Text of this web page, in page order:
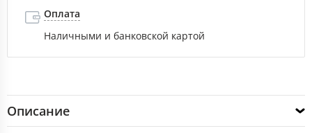
Оплата
Наличными и банковской картой
Описание